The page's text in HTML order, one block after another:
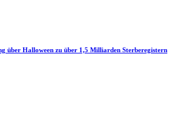
über Halloween zu über 1,5 Milliarden Sterberegistern